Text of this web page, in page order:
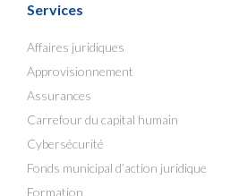
Services
Affaires juridiques
Approvisionnement
Assurances
Carrefour du capital humain
Cybersécurité
Fonds municipal d’action juridique
Formation